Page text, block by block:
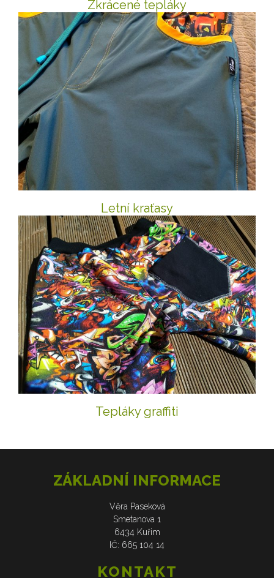
Zkrácené tepláky
Letní kraťasy
Tepláky graffiti
ZÁKLADNÍ INFORMACE
Věra Paseková
Smetanova 1
6434 Kuřim
IČ: 665 104 14
KONTAKT